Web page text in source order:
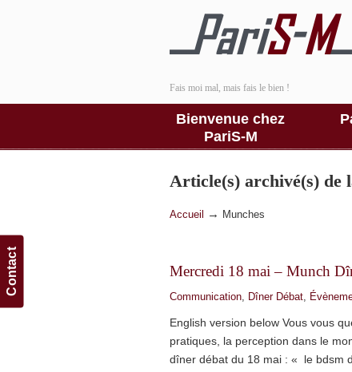
Contact
Fais moi mal, mais fais le bien !
Bienvenue chez
PariS-M
Article(s) archivé(s) de
Accueil → Munches
Mercredi 18 mai – Munch
Communication, Dîner Débat,
English version below Vous vous
pratiques, la perception dans le
dîner débat du 18 mai : « le bdsm